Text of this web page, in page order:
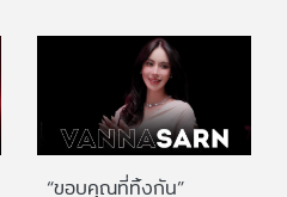
“ขอบคุณที่ทิ้งกัน”